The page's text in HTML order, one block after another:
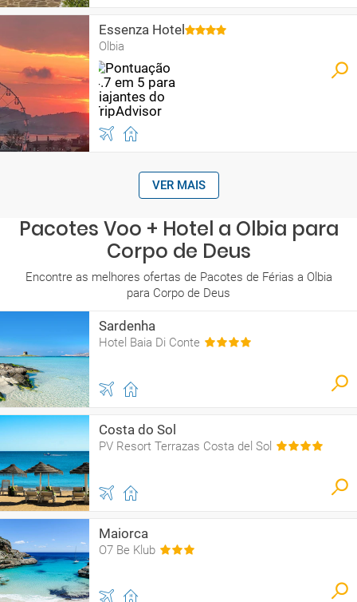
Essenza Hotel
Olbia
VER MAIS
Pacotes Voo + Hotel a Olbia para
Corpo de Deus
Encontre as melhores ofertas de Pacotes de Férias a Olbia
para Corpo de Deus
Sardenha
Hotel Baia Di Conte
Costa do Sol
PV Resort Terrazas Costa del Sol
Maiorca
O7 Be Klub